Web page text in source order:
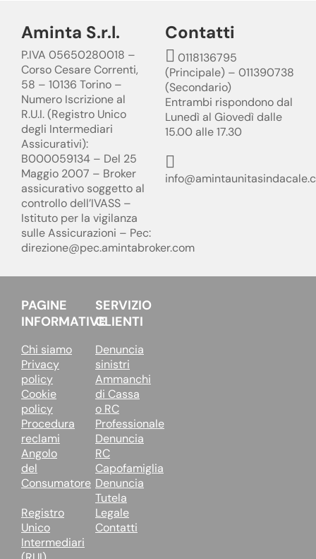
Aminta S.r.l.
P.IVA 05650280018 –
Corso Cesare Correnti,
58 – 10136 Torino –
Numero Iscrizione al
R.U.I. (Registro Unico
degli Intermediari
Assicurativi):
B000059134 – Del 25
Maggio 2007 – Broker
assicurativo soggetto al
controllo dell’IVASS –
Istituto per la vigilanza
sulle Assicurazioni – Pec:
direzione@pec.amintabroker.com
Contatti
0118136795
(Principale) – 011390738
(Secondario)
Entrambi rispondono dal
Lunedì al Giovedì dalle
15.00 alle 17.30
PAGINE
INFORMATIVE
Chi siamo
Privacy
policy
Cookie
policy
Procedura
reclami
Angolo
del
Consumatore
Registro
Unico
Intermediari
SERVIZIO
CLIENTI
Denuncia
sinistri
Ammanchi
di Cassa
o RC
Professionale
Denuncia
RC
Capofamiglia
Denuncia
Tutela
Legale
Contatti